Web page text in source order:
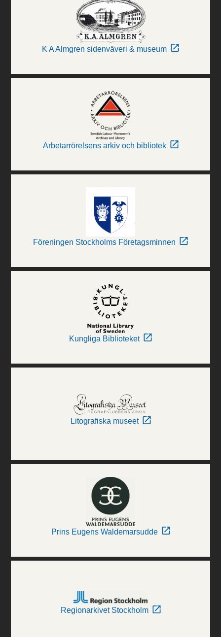
K A Almgren sidenväveri & museum
Arbetarrörelsens arkiv och bibliotek
Föreningen Stockholms Företagsminnen
Kungliga Biblioteket
Litografiska museet
Prins Eugens Waldemarsudde
Regionarkivet Stockholm